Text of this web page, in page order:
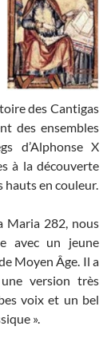
des Cantigas
des ensembles
d’Alphonse X
à la découverte
en couleur.
Maria 282, nous
avec un jeune
Moyen Âge. Il a
version très
voix et un bel
».